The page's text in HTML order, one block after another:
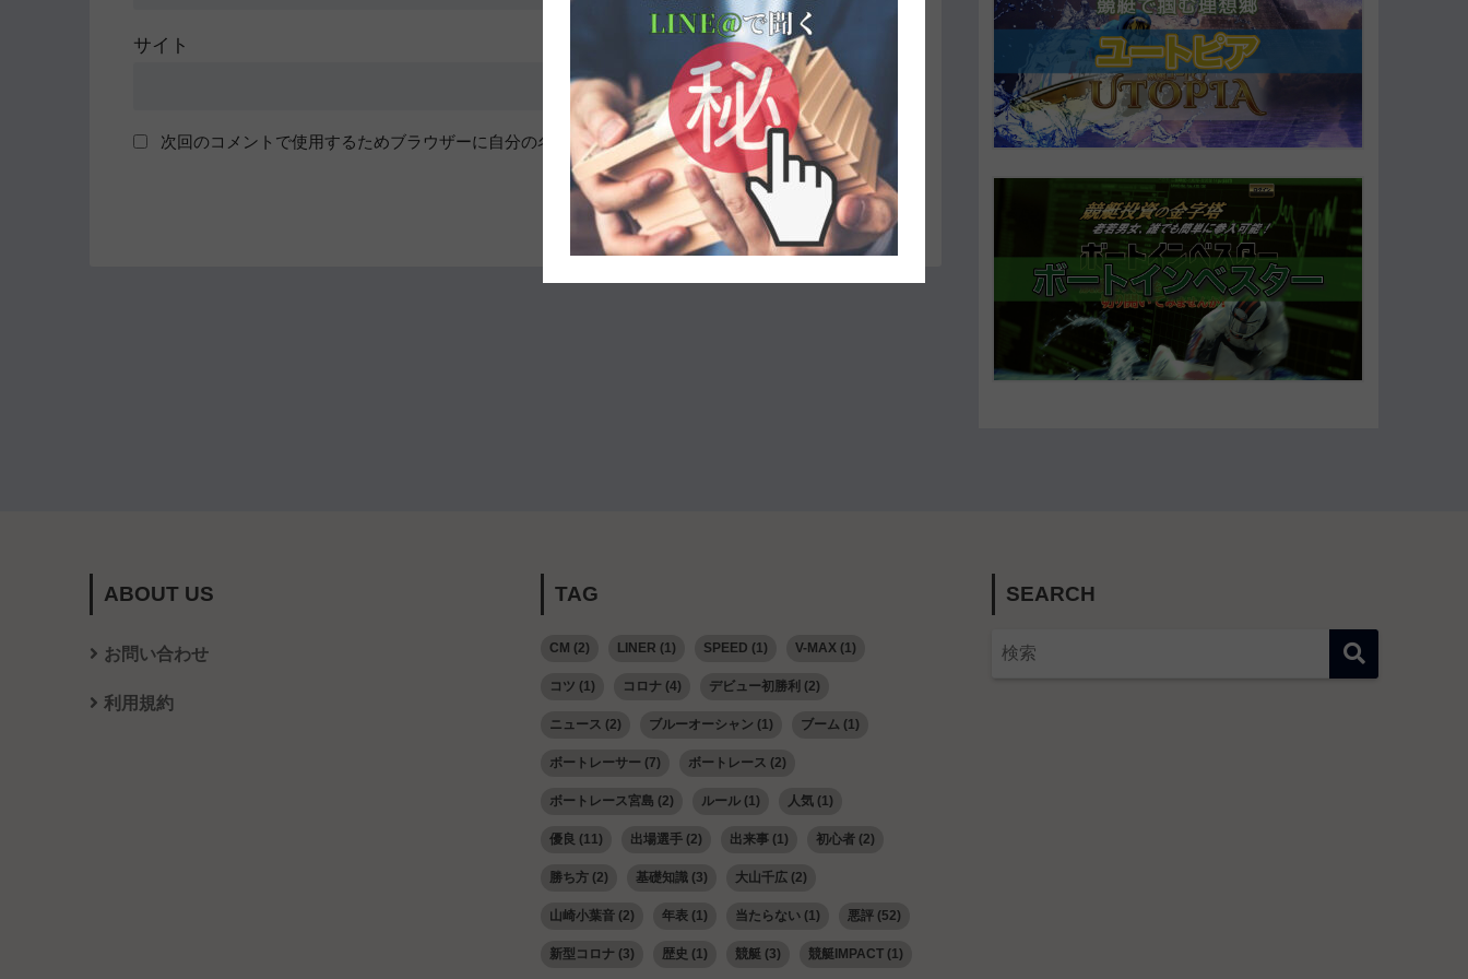
サイト
次回のコメントで使用するためブラウザーに自分の名前、メールアドレス、サイトを保存する。
ABOUT US
お問い合わせ
利用規約
TAG
CM (2) LINER (1) SPEED (1) V-MAX (1)
コツ (1) コロナ (4) デビュー初勝利 (2)
ニュース (2) ブルーオーシャン (1) ブーム (1)
ボートレーサー (7) ボートレース (2)
ボートレース宮島 (2) ルール (1) 人気 (1)
優良 (11) 出場選手 (2) 出来事 (1) 初心者 (2)
勝ち方 (2) 基礎知識 (3) 大山千広 (2)
山崎小葉音 (2) 年表 (1) 当たらない (1) 悪評 (52)
新型コロナ (3) 歴史 (1) 競艇 (3) 競艇IMPACT (1)
SEARCH